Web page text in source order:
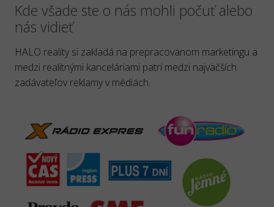
Kde všade ste o nás mohli počuť alebo
nás vidieť
HALO reality si zakladá na prepracovanom marketingu a
medzi realitnými kanceláriami patrí medzi najväčších
zadávateľov reklamy v médiách.